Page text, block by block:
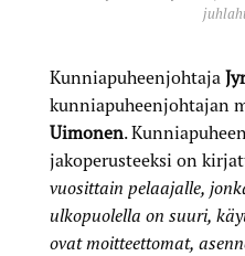
Kunniapuheenjohtaja
kunniapuheenjohtajan
Uimonen.
jakoperusteeksi on
vuosittain pelaajalle,
ulkopuolella on suuri,
ovat moitteettomat,